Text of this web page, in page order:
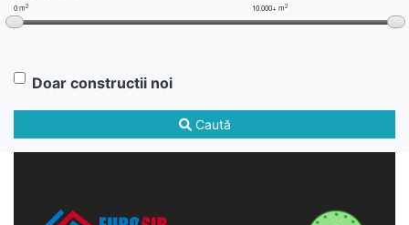
0 m2 10.000+ m2
Doar constructii noi
Caută